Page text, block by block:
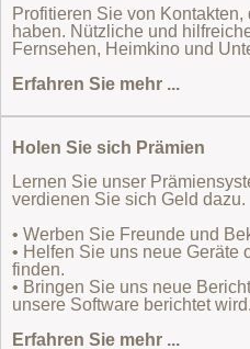
Profitieren Sie von Kontakten,
haben. Nützliche und
Fernsehen, Heimkino und
Erfahren Sie mehr ...
Holen Sie sich Prämien
Lernen Sie unser
verdienen Sie sich Geld dazu.
• Werben Sie Freunde und
• Helfen Sie uns neue Geräte
finden.
• Bringen Sie uns neue
unsere Software berichtet wird.
Erfahren Sie mehr ...